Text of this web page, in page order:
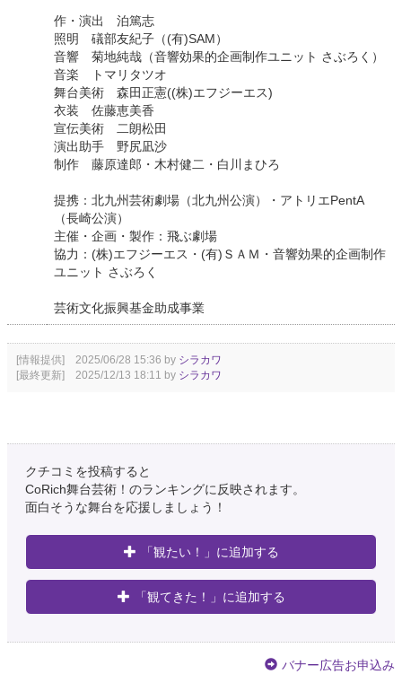
作・演出 泊篤志
照明 礒部友紀子（(有)SAM）
音響 菊地純哉（音響効果的企画制作ユニット さぶろく）
音楽 トマリタツオ
舞台美術 森田正憲((株)エフジーエス)
衣装 佐藤恵美香
宣伝美術 二朗松田
演出助手 野尻凪沙
制作 藤原達郎・木村健二・白川まひろ
提携：北九州芸術劇場（北九州公演）・アトリエPentA
（長崎公演）
主催・企画・製作：飛ぶ劇場
協力：(株)エフジーエス・(有)ＳＡＭ・音響効果的企画制作
ユニット さぶろく
芸術文化振興基金助成事業
[情報提供] 2025/06/28 15:36 by シラカワ
[最終更新] 2025/12/13 18:11 by シラカワ
クチコミを投稿すると
CoRich舞台芸術！のランキングに反映されます。
面白そうな舞台を応援しましょう！
「観たい！」に追加する
「観てきた！」に追加する
バナー広告お申込み